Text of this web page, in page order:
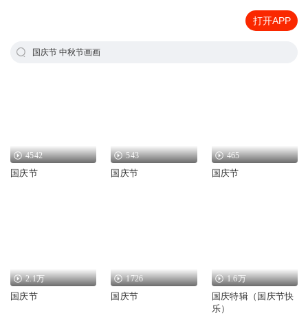
打开APP
国庆节 中秋节画画
4542
国庆节
543
国庆节
465
国庆节
2.1万
国庆节
1726
国庆节
1.6万
国庆特辑（国庆节快
乐）